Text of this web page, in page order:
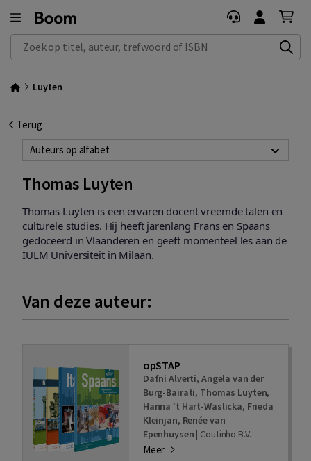
Zoek op titel, auteur, trefwoord of ISBN
Luyten
Terug
Auteurs op alfabet
Thomas Luyten
Thomas Luyten is een ervaren docent vreemde talen en
culturele studies. Hij heeft jarenlang Frans en Spaans
gedoceerd in Vlaanderen en geeft momenteel les aan de
IULM Universiteit in Milaan.
Van deze auteur:
opSTAP
Dafni Alverti, Angela van der
Burg-Bairati, Thomas Luyten,
Hanna 't Hart-Waslicka, Frieda
Kleinjan, Renée van
Epenhuysen | Coutinho B.V.
Meer